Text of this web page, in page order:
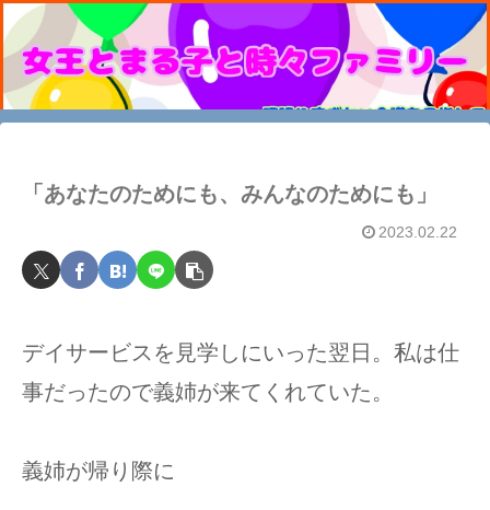
「あなたのためにも、みんなのためにも」
2023.02.22
デイサービスを見学しにいった翌日。私は仕
事だったので義姉が来てくれていた。
義姉が帰り際に